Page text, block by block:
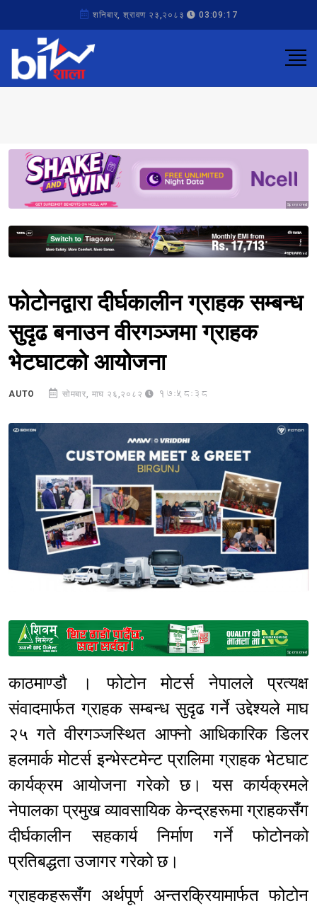
शनिबार, श्रावण २३,२०८३ 03:09:17
Sponsored
Sponsored
फोटोनद्वारा दीर्घकालीन ग्राहक सम्बन्ध
सुदृढ बनाउन वीरगञ्जमा ग्राहक
भेटघाटको आयोजना
AUTO सोमबार, माघ २६,२०८२ 17:58:38
Sponsored
काठमाण्डौ । फोटोन मोटर्स नेपालले प्रत्यक्ष
संवादमार्फत ग्राहक सम्बन्ध सुदृढ गर्ने उद्देश्यले माघ
२५ गते वीरगञ्जस्थित आफ्नो आधिकारिक डिलर
हलमार्क मोटर्स इन्भेस्टमेन्ट प्रालिमा ग्राहक भेटघाट
कार्यक्रम आयोजना गरेको छ। यस कार्यक्रमले
नेपालका प्रमुख व्यावसायिक केन्द्रहरूमा ग्राहकसँग
दीर्घकालीन सहकार्य निर्माण गर्ने फोटोनको
प्रतिबद्धता उजागर गरेको छ।
ग्राहकहरूसँग अर्थपूर्ण अन्तरक्रियामार्फत फोटोन